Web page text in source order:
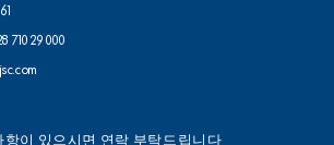
710 29 000
항이 있으시면 연락 부탁드립니다